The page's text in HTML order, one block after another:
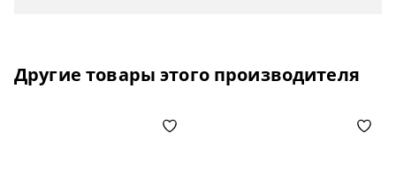
Другие товары этого производителя